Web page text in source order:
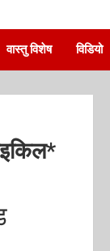
वास्तु विशेष विडियो